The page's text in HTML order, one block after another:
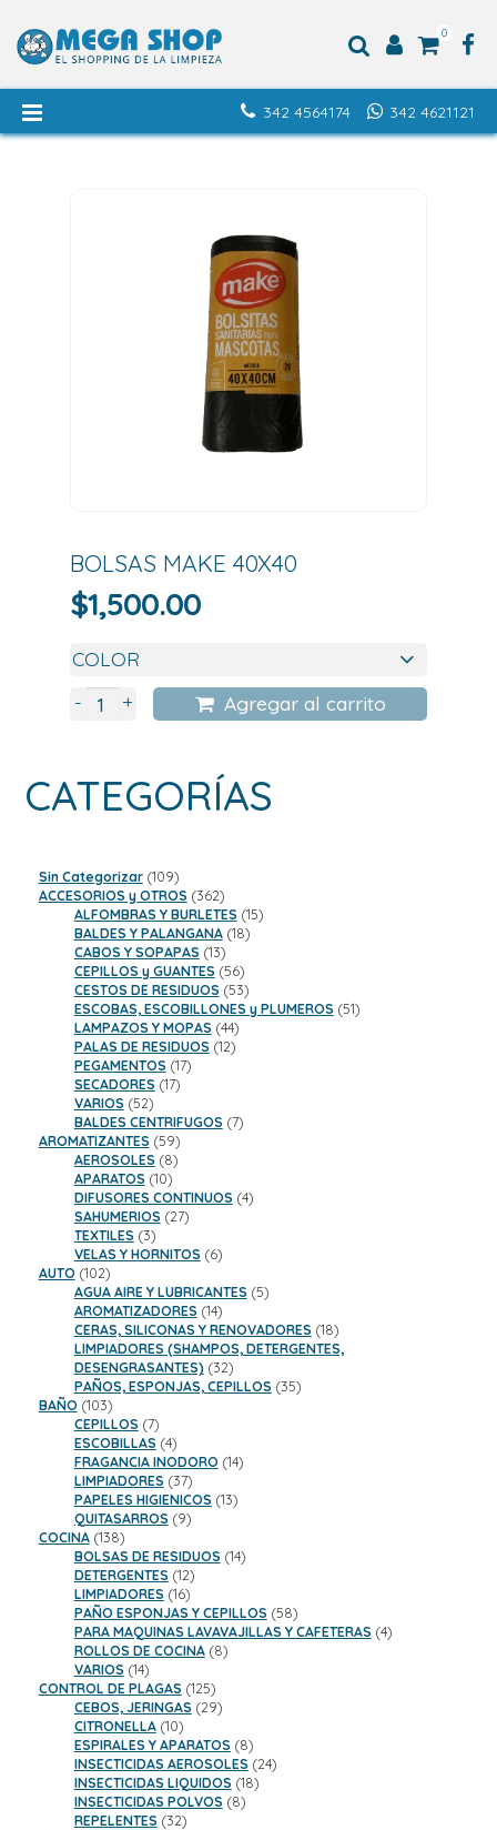
0
342 4621121
342 4564174
BOLSAS MAKE 40X40
$1,500.00
- + Agregar al carrito
CATEGORÍAS
Sin Categorizar 109109
productos
ACCESORIOS y OTROS 362362
productos
ALFOMBRAS Y BURLETES 1515
BALDES Y PALANGANA 1818
CABOS Y SOPAPAS 1313
productos
CEPILLOS y GUANTES 5656
productos
CESTOS DE RESIDUOS 5353
productos
ESCOBAS, ESCOBILLONES y PLUMEROS 5151
LAMPAZOS Y MOPAS 4444
productos
PALAS DE RESIDUOS 1212
PEGAMENTOS 1717
SECADORES 1717
VARIOS 5252
productos
BALDES CENTRIFUGOS 77
AROMATIZANTES 5959
productos
AEROSOLES 88
productos
APARATOS 1010
productos
DIFUSORES CONTINUOS 44
SAHUMERIOS 2727
TEXTILES 33
productos
VELAS Y HORNITOS 66
AUTO 102102
productos
AGUA AIRE Y LUBRICANTES 55
AROMATIZADORES 1414
productos
CERAS, SILICONAS Y RENOVADORES 1818
productos
LIMPIADORES (SHAMPOS, DETERGENTES,
DESENGRASANTES) 3232
productos
PAÑOS, ESPONJAS, CEPILLOS 3535
BAÑO 103103
productos
CEPILLOS 77
productos
ESCOBILLAS 44
productos
FRAGANCIA INODORO 1414
LIMPIADORES 3737
productos
PAPELES HIGIENICOS 1313
QUITASARROS 99
COCINA 138138
productos
BOLSAS DE RESIDUOS 1414
DETERGENTES 1212
productos
LIMPIADORES 1616
productos
PAÑO ESPONJAS Y CEPILLOS 5858
productos
PARA MAQUINAS LAVAVAJILLAS Y CAFETERAS 44
ROLLOS DE COCINA 88
VARIOS 1414
productos
CONTROL DE PLAGAS 125125
productos
CEBOS, JERINGAS 2929
CITRONELLA 1010
productos
ESPIRALES Y APARATOS 88
productos
INSECTICIDAS AEROSOLES 2424
INSECTICIDAS LIQUIDOS 1818
INSECTICIDAS POLVOS 88
REPELENTES 3232